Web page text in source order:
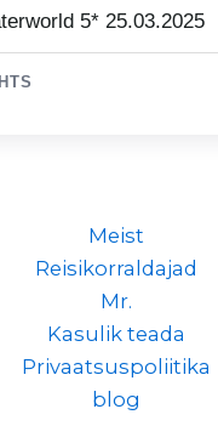
Coral Sea Waterworld 5* 25.03.2025
Meist
Reisikorraldajad
Mr.
Kasulik teada
Privaatsuspoliitika
blog